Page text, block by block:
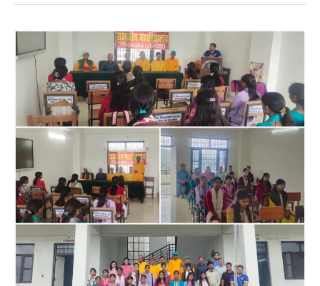
हरज्यू
मंदिर
सौंदर्यीकरण
अनुदान
स्वीकृत,
ग्रामीणों
ने
विधायक
महेश
का
जताया